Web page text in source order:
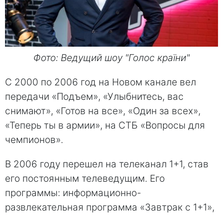
Фото: Ведущий шоу "Голос країни"
С 2000 по 2006 год на Новом канале вел
передачи «Подъем», «Улыбнитесь, вас
снимают», «Готов на все», «Один за всех»,
«Теперь ты в армии», на СТБ «Вопросы для
чемпионов».
В 2006 году перешел на телеканал 1+1, став
его постоянным телеведущим. Его
программы: информационно-
развлекательная программа «Завтрак с 1+1»,